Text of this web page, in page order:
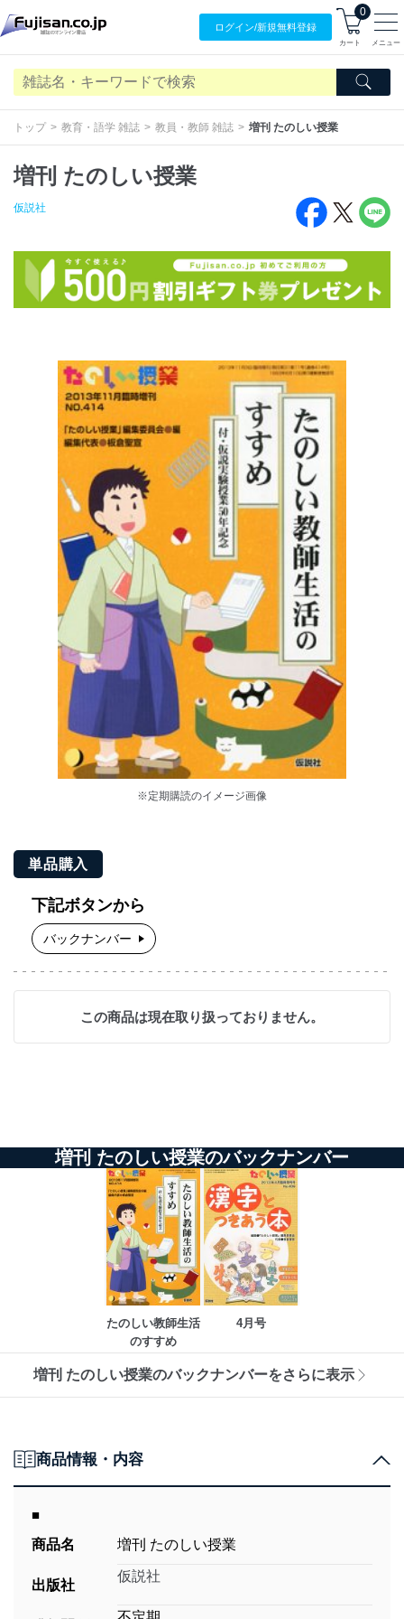
ログイン/新規無料登録
0
カート メニュー
トップ 教育・語学 雑誌 教員・教師 雑誌 増刊 たのしい授業
増刊 たのしい授業
仮説社
※定期購読のイメージ画像
単品購入
下記ボタンから
バックナンバー
この商品は現在取り扱っておりません。
増刊 たのしい授業のバックナンバー
たのしい教師生活
のすすめ
4月号
増刊 たのしい授業のバックナンバーをさらに表示
商品情報・内容
■
商品名
増刊 たのしい授業
出版社
仮説社